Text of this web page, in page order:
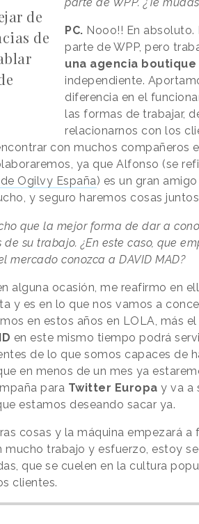
de
de
parte de WPP. ¿Te
PC. Nooo!! En absoluto.
parte de WPP, pero
una agencia boutique
independiente.
diferencia en el
las formas de trabajar,
relacionarnos con los
con muchos compañeros
ya que Alfonso (se
Ogilvy España) es un gran
y seguro haremos cosas
que la mejor forma de dar a
su trabajo. ¿En este caso, que
mercado conozca a DAVID MAD?
alguna ocasión, me reafirmo en
y es en lo que nos vamos a
en estos años en LOLA, más
en este mismo tiempo podrá
de lo que somos capaces de
en menos de un mes ya
para Twitter Europa y va a
estamos deseando sacar ya.
cosas y la máquina empezará a
mucho trabajo y esfuerzo, estoy
que se cuelen en la cultura
clientes.